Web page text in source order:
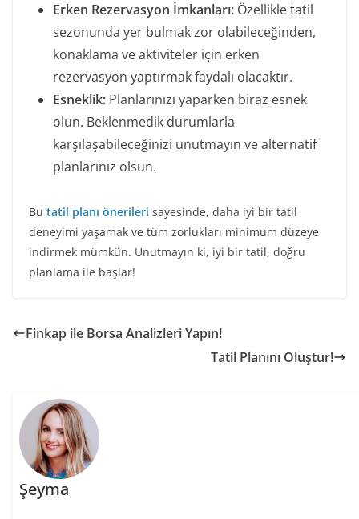
Erken Rezervasyon İmkanları: Özellikle tatil
sezonunda yer bulmak zor olabileceğinden,
konaklama ve aktiviteler için erken
rezervasyon yaptırmak faydalı olacaktır.
Esneklik: Planlarınızı yaparken biraz esnek
olun. Beklenmedik durumlarla
karşılaşabileceğinizi unutmayın ve alternatif
planlarınız olsun.
Bu tatil planı önerileri sayesinde, daha iyi bir tatil
deneyimi yaşamak ve tüm zorlukları minimum düzeye
indirmek mümkün. Unutmayın ki, iyi bir tatil, doğru
planlama ile başlar!
Finkap ile Borsa Analizleri Yapın!
Tatil Planını Oluştur!
Şeyma